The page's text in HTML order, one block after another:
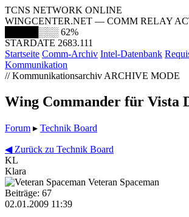
TCNS NETWORK ONLINE
WINGCENTER.NET — COMM RELAY
█████░░░ 62%
STARDATE 2683.111
Startseite Comm-Archiv Intel-Datenbank
Kommunikation
// Kommunikationsarchiv ARCHIVE MODE
Wing Commander für Vista
Forum ▸ Technik Board
◀ Zurück zu Technik Board
KL
Klara
Veteran Spaceman
Beiträge: 67
02.01.2009 11:39